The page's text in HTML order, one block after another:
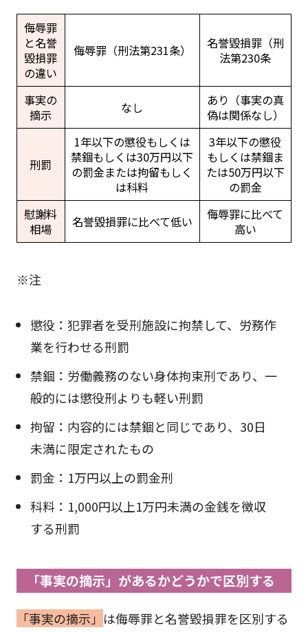
侮辱罪
と名誉
毀損罪
の違い
侮辱罪（刑法第231条）
名誉毀損罪（刑
法第230条
事実の
摘示
なし
あり（事実の真
偽は関係なし）
刑罰
1年以下の懲役もしくは
禁錮もしくは30万円以下
の罰金または拘留もしく
は科料
3年以下の懲役
もしくは禁錮ま
たは50万円以下
の罰金
慰謝料
相場
名誉毀損罪に比べて低い
侮辱罪に比べて
高い
※注
懲役：犯罪者を受刑施設に拘禁して、労務作
業を行わせる刑罰
禁錮：労働義務のない身体拘束刑であり、一
般的には懲役刑よりも軽い刑罰
拘留：内容的には禁錮と同じであり、30日
未満に限定されたもの
罰金：1万円以上の罰金刑
科料：1,000円以上1万円未満の金銭を徴収
する刑罰
「事実の摘示」があるかどうかで区別する
「事実の摘示」 は侮辱罪と名誉毀損罪を区別する